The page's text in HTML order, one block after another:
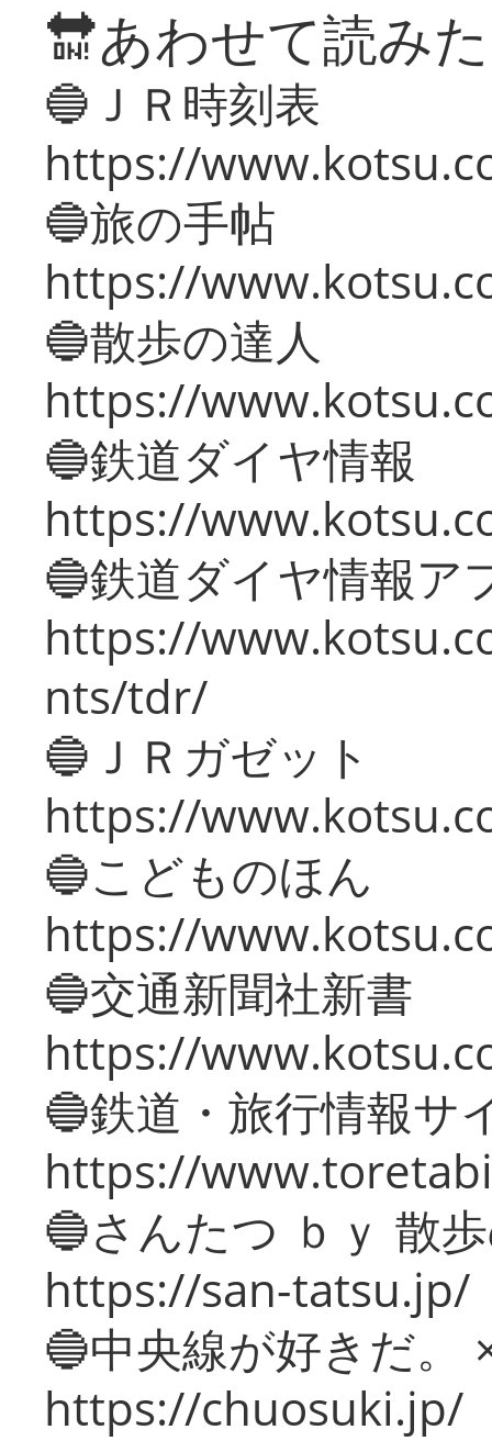
🔛あわせて読み
🔵ＪＲ時刻表
https://
🔵旅の手帖
https://
🔵散歩の達人
https://
🔵鉄道ダイヤ情報
https://
🔵鉄道ダイヤ情報ア
https://
nts/tdr/
🔵ＪＲガゼット
https://
🔵こどものほん
https://
🔵交通新聞社新書
https://
🔵鉄道・旅行情報サ
https://
🔵さんたつ ｂｙ 散
https://san-tatsu.jp/
🔵中央線が好きだ。
https://chuosuki.jp/